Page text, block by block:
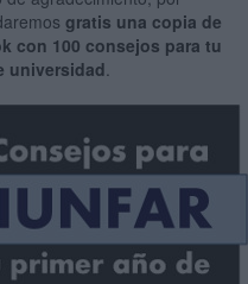
gratis una copia de
con 100 consejos para tu
universidad.